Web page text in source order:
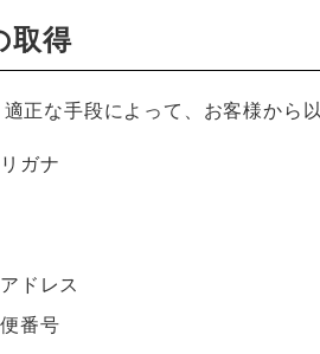
取得
正な手段によって、お客様から
ガナ
ドレス
番号